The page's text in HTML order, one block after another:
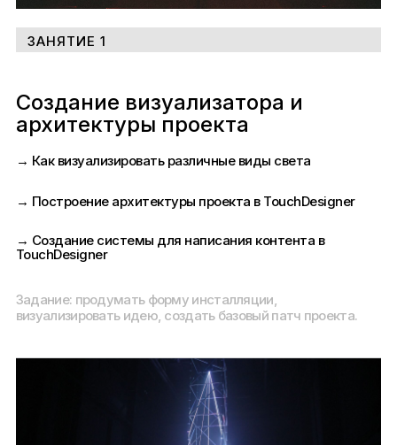
Создание визуализатора и
архитектуры проекта
Задание: продумать форму инсталляции,
визуализировать идею, создать базовый патч проекта.
→ Создание системы для написания контента в
TouchDesigner
→ Построение архитектуры проекта в TouchDesigner
→ Как визуализировать различные виды света
ЗАНЯТИЕ 1